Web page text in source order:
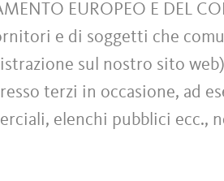
EUROPEO E DEL
e di soggetti che
sul nostro sito
terzi in occasione, ad
elenchi pubblici ecc.,